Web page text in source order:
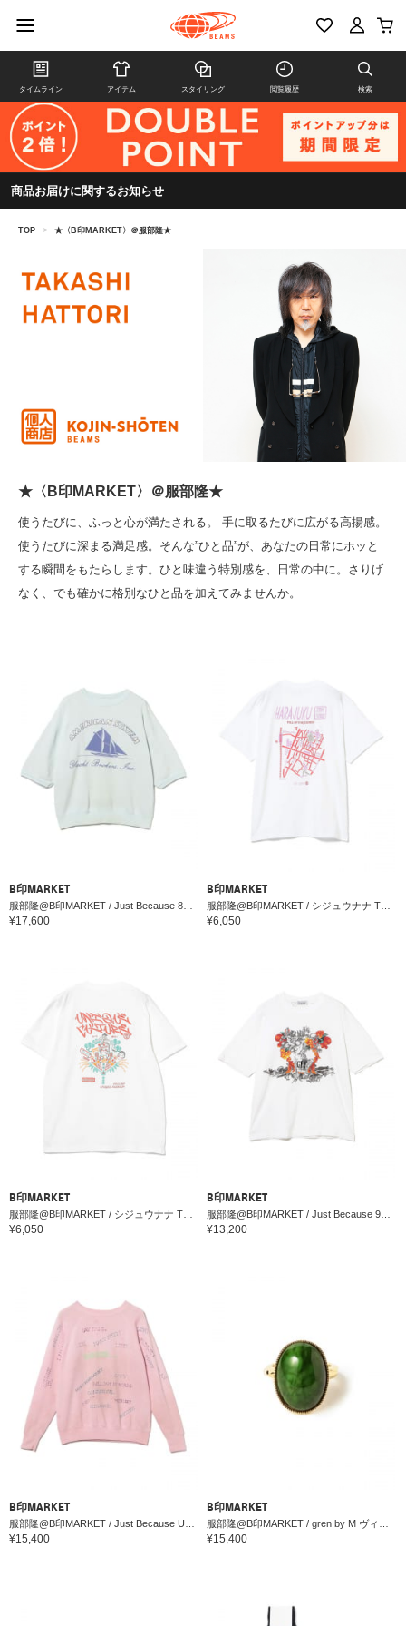
タイムライン アイテム スタイリング 閲覧履歴 検索
商品お届けに関するお知らせ
TOP > ★〈B印MARKET〉＠服部隆★
★〈B印MARKET〉＠服部隆★
使うたびに、ふっと心が満たされる。 手に取るたびに広がる高揚感。
使うたびに深まる満足感。そんな”ひと品”が、あなたの日常にホッと
する瞬間をもたらします。ひと味違う特別感を、日常の中に。さりげ
なく、でも確かに格別なひと品を加えてみませんか。
B印MARKET
¥17,600
B印MARKET
¥6,050
B印MARKET
¥6,050
B印MARKET
¥13,200
B印MARKET
¥15,400
B印MARKET
¥15,400